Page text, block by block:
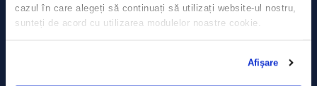
cazul în care alegeți să continuați să utilizați website-ul nostru,
sunteți de acord cu utilizarea modulelor noastre cookie.
Afişare
Politica de prelucrare a datelor